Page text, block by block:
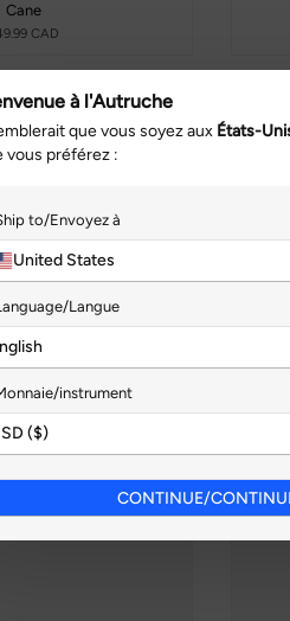
Cane
CAD
à ressort
CAD
à l'Autruche
que vous soyez aux États-
vous préférez :
to/Envoyez à
United States
Langue
instrument
($)
CONTINUE/